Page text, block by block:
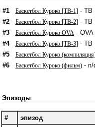
#1 Баскетбол Куроко [ТВ-1] - ТВ
#2
Баскетбол Куроко [ТВ-2] - ТВ
#3
Баскетбол Куроко OVA -
#4
Баскетбол Куроко [ТВ-3] - ТВ
#5
Баскетбол Куроко
#6
Баскетбол Куроко (фильм) -
Эпизоды
# эпизод